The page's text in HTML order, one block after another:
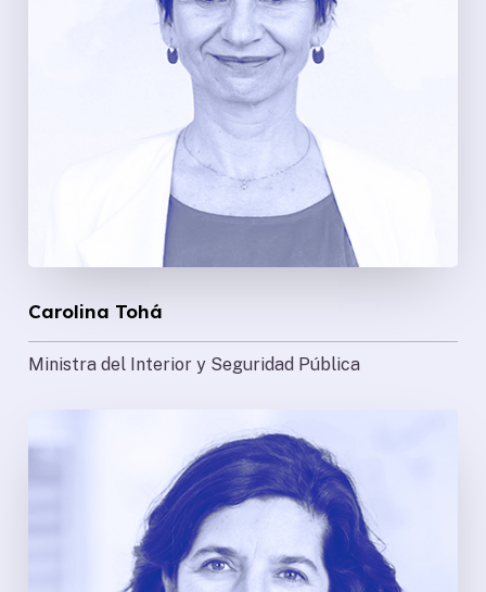
Carolina Tohá
Ministra del Interior y Seguridad Pública